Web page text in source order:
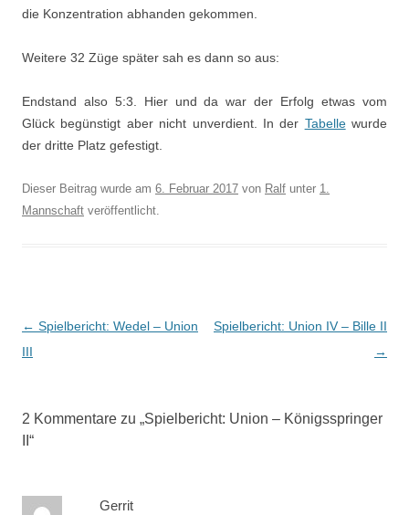
die Konzentration abhanden gekommen.
Weitere 32 Züge später sah es dann so aus:
Endstand also 5:3. Hier und da war der Erfolg etwas vom
Glück begünstigt aber nicht unverdient. In der Tabellewurde
der dritte Platz gefestigt.
Dieser Beitrag wurde am 6. Februar 2017 von Ralf unter 1.
Mannschaft veröffentlicht.
Beitragsnavigation
← Spielbericht: Wedel – Union
III
Spielbericht: Union IV – Bille II
→
2 Kommentare zu „Spielbericht: Union – Königsspringer
“
Gerrit